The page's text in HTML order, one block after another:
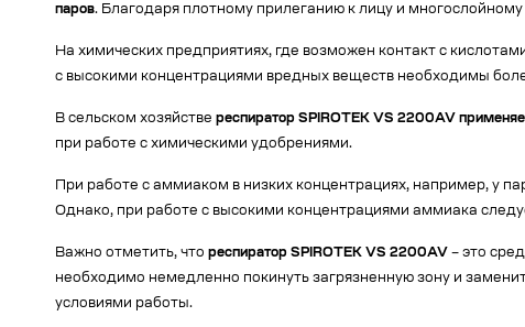
паров. Благодаря плотному прилеганию к лицу и многослойному
На химических предприятиях, где возможен контакт с
с высокими концентрациями вредных веществ необходимы
В сельском хозяйстве респиратор SPIROTEK VS 2200AV
при работе с химическими удобрениями.
При работе с аммиаком в низких концентрациях, например, у
Однако, при работе с высокими концентрациями аммиака
Важно отметить, что респиратор SPIROTEK VS 2200AV – это
необходимо немедленно покинуть загрязненную зону и
условиями работы.